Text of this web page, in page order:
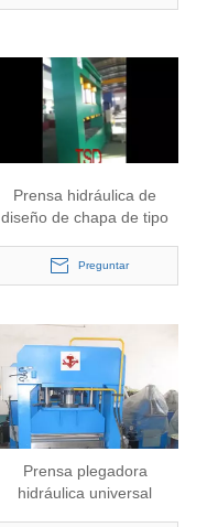
Prensa hidráulica de
diseño de chapa de tipo
Preguntar
Prensa plegadora
hidráulica universal